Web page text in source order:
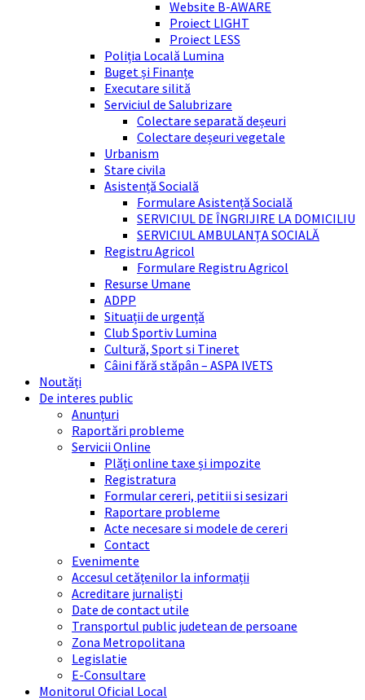
Website B-AWARE
Proiect LIGHT
Proiect LESS
Poliția Locală Lumina
Buget și Finanțe
Executare silită
Serviciul de Salubrizare
Colectare separată deșeuri
Colectare deșeuri vegetale
Urbanism
Stare civila
Asistență Socială
Formulare Asistență Socială
SERVICIUL DE ÎNGRIJIRE LA DOMICILIU
SERVICIUL AMBULANȚA SOCIALĂ
Registru Agricol
Formulare Registru Agricol
Resurse Umane
ADPP
Situații de urgență
Club Sportiv Lumina
Cultură, Sport si Tineret
Câini fără stăpân – ASPA IVETS
Noutăți
De interes public
Anunțuri
Raportări probleme
Servicii Online
Plăți online taxe și impozite
Registratura
Formular cereri, petitii si sesizari
Raportare probleme
Acte necesare si modele de cereri
Contact
Evenimente
Accesul cetățenilor la informații
Acreditare jurnaliști
Date de contact utile
Transportul public judetean de persoane
Zona Metropolitana
Legislatie
E-Consultare
Monitorul Oficial Local